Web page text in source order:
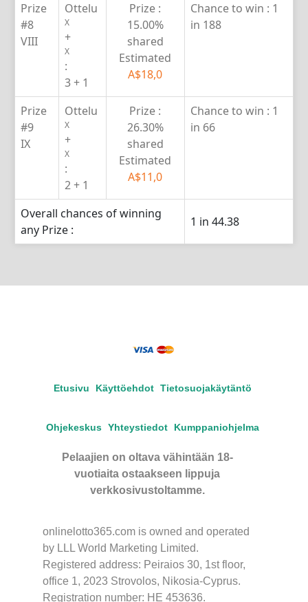
Prize
#8
VIII
Ottelu
X
+
X
:
3 + 1
Prize :
15.00%
shared
Estimated
A$18,0
Chance to win : 1
in 188
Prize
#9
IX
Ottelu
X
+
X
:
2 + 1
Prize :
26.30%
shared
Estimated
A$11,0
Chance to win : 1
in 66
Overall chances of winning
any Prize :
1 in 44.38
Etusivu Käyttöehdot Tietosuojakäytäntö
Ohjekeskus Yhteystiedot Kumppaniohjelma
Pelaajien on oltava vähintään 18-
vuotiaita ostaakseen lippuja
verkkosivustoltamme.
onlinelotto365.com is owned and operated
by LLL World Marketing Limited.
Registered address: Peiraios 30, 1st floor,
office 1, 2023 Strovolos, Nikosia-Cyprus.
Registration number: HE 453636.